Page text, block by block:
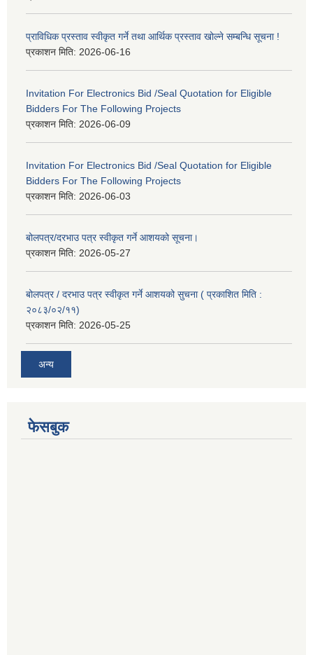
प्राविधिक प्रस्ताव स्वीकृत गर्ने तथा आर्थिक प्रस्ताव खोल्ने सम्बन्धि सूचना !
प्रकाशन मिति: 2026-06-16
Invitation For Electronics Bid /Seal Quotation for Eligible
Bidders For The Following Projects
प्रकाशन मिति: 2026-06-09
Invitation For Electronics Bid /Seal Quotation for Eligible
Bidders For The Following Projects
प्रकाशन मिति: 2026-06-03
बोलपत्र/दरभाउ पत्र स्वीकृत गर्ने आशयको सूचना।
प्रकाशन मिति: 2026-05-27
बोलपत्र / दरभाउ पत्र स्वीकृत गर्ने आशयको सुचना ( प्रकाशित मिति :
२०८३/०२/११)
प्रकाशन मिति: 2026-05-25
अन्य
फेसबुक